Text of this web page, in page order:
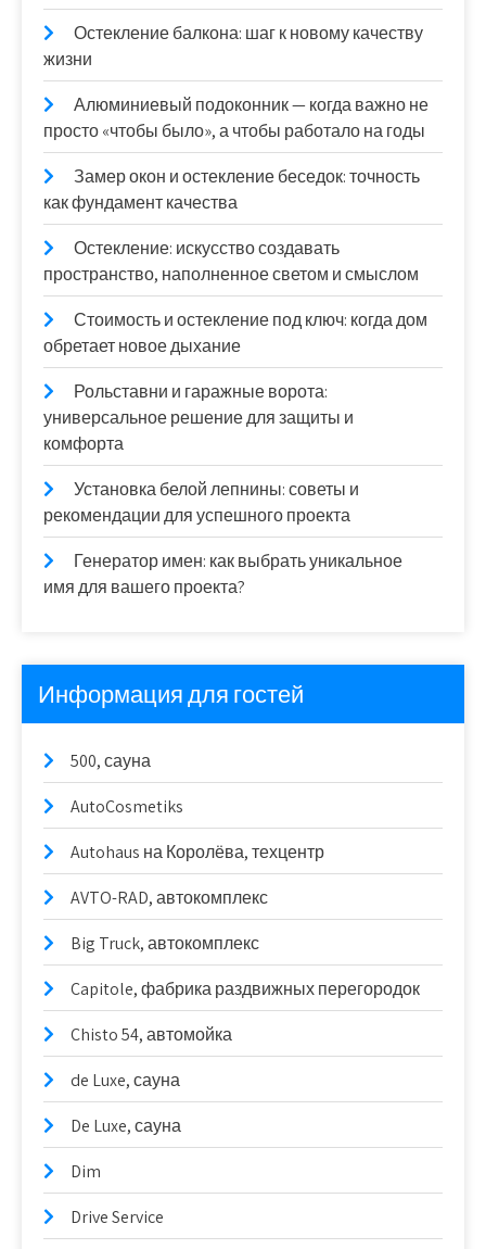
Остекление балкона: шаг к новому качеству
жизни
Алюминиевый подоконник — когда важно не
просто «чтобы было», а чтобы работало на годы
Замер окон и остекление беседок: точность
как фундамент качества
Остекление: искусство создавать
пространство, наполненное светом и смыслом
Стоимость и остекление под ключ: когда дом
обретает новое дыхание
Рольставни и гаражные ворота:
универсальное решение для защиты и
комфорта
Установка белой лепнины: советы и
рекомендации для успешного проекта
Генератор имен: как выбрать уникальное
имя для вашего проекта?
Информация для гостей
500, сауна
AutoCosmetiks
Autohaus на Королёва, техцентр
AVTO-RAD, автокомплекс
Big Truck, автокомплекс
Capitole, фабрика раздвижных перегородок
Chisto 54, автомойка
de Luxe, сауна
De Luxe, сауна
Dim
Drive Service